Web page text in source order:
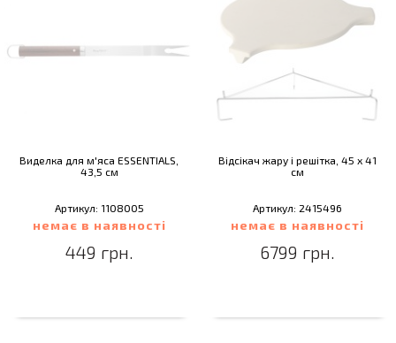
Виделка для м'яса ESSENTIALS,
43,5 см
Артикул: 1108005
немає в наявності
449 грн.
Відсікач жару і решітка, 45 х 41
см
Артикул: 2415496
немає в наявності
6799 грн.